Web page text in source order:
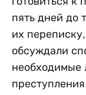
пять дней до
их
обсуждали
необходимые